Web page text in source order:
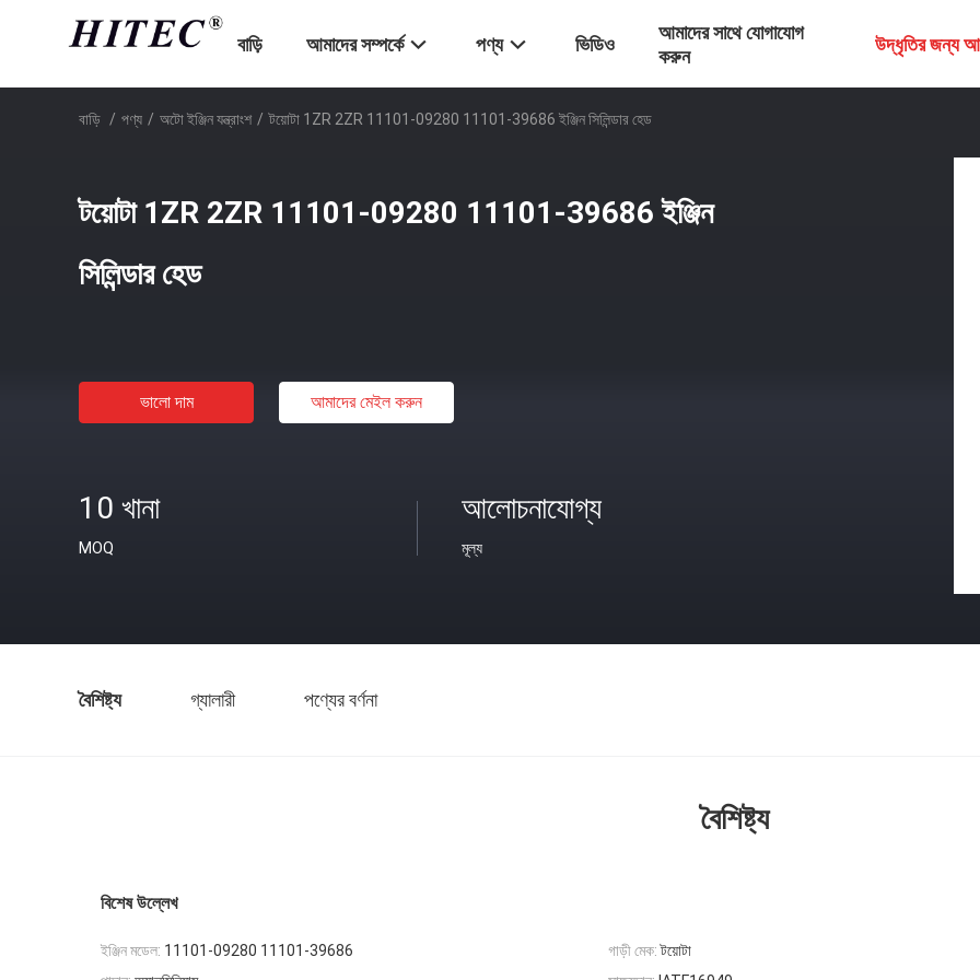
বাড়ি আমাদের সম্পর্কে পণ্য ভিডিও
আমাদের সাথে যোগাযোগ
করুন
উদ্ধৃতির জন্য
বাড়ি / পণ্য / অটো ইঞ্জিন যন্ত্রাংশ / টয়োটা 1ZR 2ZR 11101-09280 11101-39686 ইঞ্জিন সিলিন্ডার হেড
টয়োটা 1ZR 2ZR 11101-09280 11101-39686 ইঞ্জিন
সিলিন্ডার হেড
ভালো দাম আমাদের মেইল ​​করুন
10 খানা
MOQ
আলোচনাযোগ্য
মূল্য
বৈশিষ্ট্য গ্যালারী পণ্যের বর্ণনা
বৈশিষ্ট্য
বিশেষ উল্লেখ
ইঞ্জিন মডেল: 11101-09280 11101-39686 গাড়ী মেক: টয়োটা